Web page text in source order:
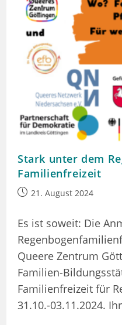
Stark unter dem
Familienfreizeit
Beitrag21. August 2024
Es ist soweit: Die
Queere Zentrum
Familien-
Familienfreizeit für
31.10.-03.11.2024.